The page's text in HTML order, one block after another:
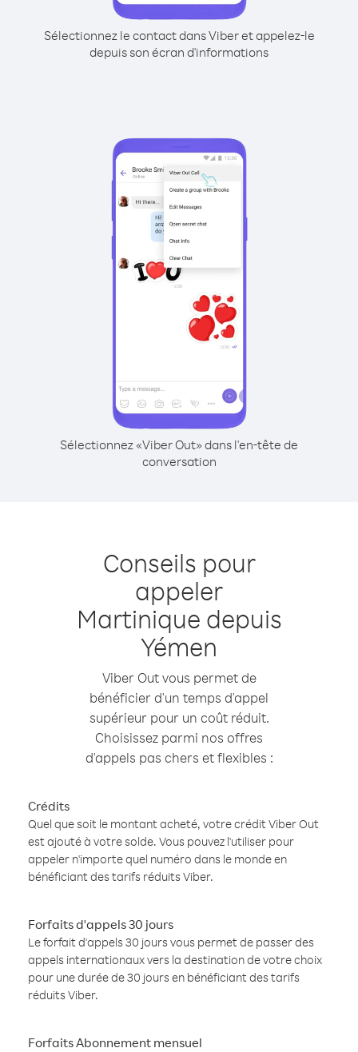
Sélectionnez le contact dans Viber et appelez-le
depuis son écran d'informations
Sélectionnez «Viber Out» dans l'en-tête de
conversation
Conseils pour
appeler
Martinique depuis
Yémen
Viber Out vous permet de
bénéficier d'un temps d'appel
supérieur pour un coût réduit.
Choisissez parmi nos offres
d'appels pas chers et flexibles :
Crédits
Quel que soit le montant acheté, votre crédit Viber Out
est ajouté à votre solde. Vous pouvez l'utiliser pour
appeler n'importe quel numéro dans le monde en
bénéficiant des tarifs réduits Viber.
Forfaits d'appels 30 jours
Le forfait d'appels 30 jours vous permet de passer des
appels internationaux vers la destination de votre choix
pour une durée de 30 jours en bénéficiant des tarifs
réduits Viber.
Forfaits Abonnement mensuel